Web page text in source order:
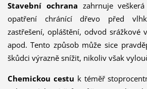
Stavební ochrana zahrnuje
opatření chránící dřevo před
zastřešení, opláštění, odvod srážkové
apod. Tento způsob může sice
škůdci výrazně snížit, nikoliv však
Chemickou cestu k téměř